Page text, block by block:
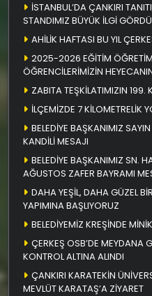
İSTANBUL’DA ÇANKIRI
STANDIMIZ BÜYÜK İLGİ GÖRDÜ
AHİLİK HAFTASI BU YIL
2025-2026 EĞİTİM
ÖĞRENCİLERİMİZİN
ZABITA TEŞKİLATIMIZIN 199.
İLÇEMİZDE 7 KİLOMETRELİK
BELEDİYE BAŞKANIMIZ
KANDİLİ MESAJI
BELEDİYE BAŞKANIMIZ SN.
AĞUSTOS ZAFER BAYRAMI
DAHA YEŞİL, DAHA GÜZEL
YAPIMINA BAŞLIYORUZ
BELEDİYEMİZ KREŞİNDE
ÇERKEŞ OSB’DE MEYDANA
KONTROL ALTINA ALINDI
ÇANKIRI KARATEKİN
MEVLÜT KARATAŞ’A ZİYARET